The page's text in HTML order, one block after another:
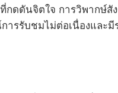
ดดันจิตใจ การวิพากษ์
รรับชมไม่ต่อเนื่องและ